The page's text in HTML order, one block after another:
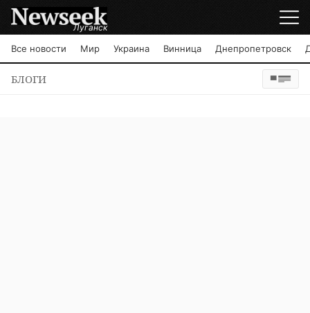
Луганск
Все новости Мир Украина Винница Днепропетровск
БЛОГИ